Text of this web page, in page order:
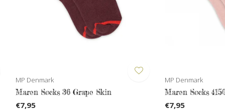
MP Denmark
Maren Socks 36 Grape Skin
€7,95
MP Denmark
Maren Socks
€7,95